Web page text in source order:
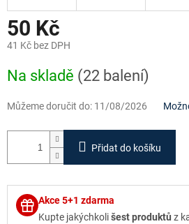
50 Kč
41 Kč bez DPH
cena:
Na skladě (22 balení)
Můžeme doručit do: 11/08/2026
Přidat do košíku
Akce 5+1 zdarma
Kupte jakýchkolišest produktů z